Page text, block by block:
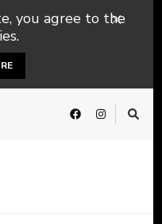
you agree to the